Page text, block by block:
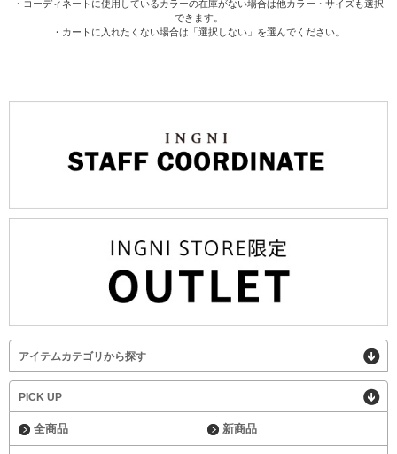
・コーディネートに使用しているカラーの在庫がない場合は他カラー・サイズも選択
できます。
・カートに入れたくない場合は「選択しない」を選んでください。
アイテムカテゴリから探す
PICK UP
全商品 新商品